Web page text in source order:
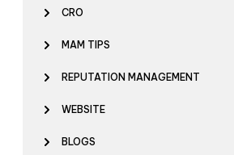
CRO
MAM TIPS
REPUTATION MANAGEMENT
WEBSITE
BLOGS